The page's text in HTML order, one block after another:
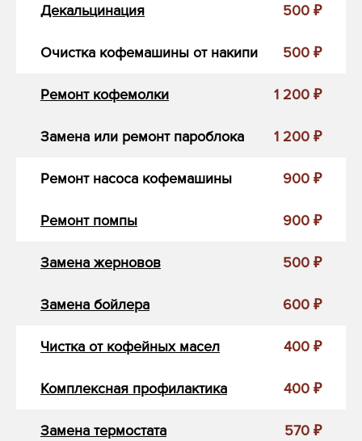
Декальцинация 500 ₽
Очистка кофемашины от накипи 500 ₽
Ремонт кофемолки 1 200 ₽
Замена или ремонт пароблока 1 200 ₽
Ремонт насоса кофемашины 900 ₽
Ремонт помпы 900 ₽
Замена жерновов 500 ₽
Замена бойлера 600 ₽
Чистка от кофейных масел 400 ₽
Комплексная профилактика 400 ₽
Замена термостата 570 ₽